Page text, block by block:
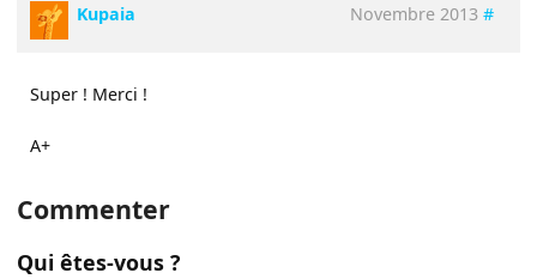
Kupaia Novembre 2013 #
Super ! Merci !
A+
Commenter
Qui êtes-vous ?